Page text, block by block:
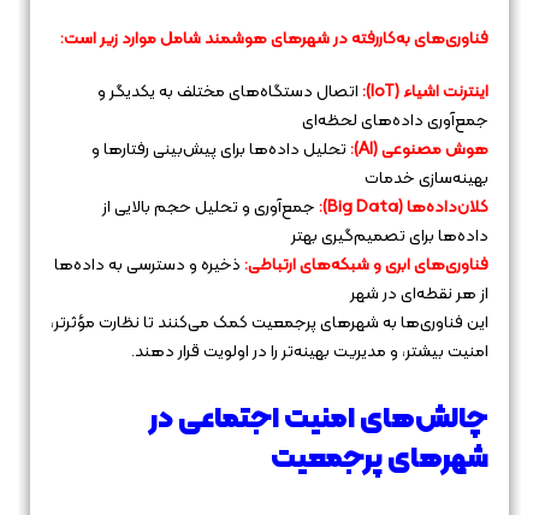
فناوری‌های به‌کاررفته در شهرهای هوشمند شامل موارد زیر است:
اینترنت اشیاء (IoT):
اتصال دستگاه‌های مختلف به یکدیگر و
جمع‌آوری داده‌های لحظه‌ای
هوش مصنوعی (AI):
تحلیل داده‌ها برای پیش‌بینی رفتارها و
بهینه‌سازی خدمات
کلان‌داده‌ها (Big Data):
جمع‌آوری و تحلیل حجم بالایی از
داده‌ها برای تصمیم‌گیری بهتر
فناوری‌های ابری و شبکه‌های ارتباطی:ذخیره و دسترسی به داده‌ها
از هر نقطه‌ای در شهر
این فناوری‌ها به شهرهای پرجمعیت کمک می‌کنند تا نظارت مؤثرتر،
امنیت بیشتر، و مدیریت بهینه‌تر را در اولویت قرار دهند.
چالش‌های امنیت اجتماعی در
شهرهای پرجمعیت